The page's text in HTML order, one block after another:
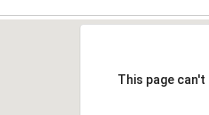
This page